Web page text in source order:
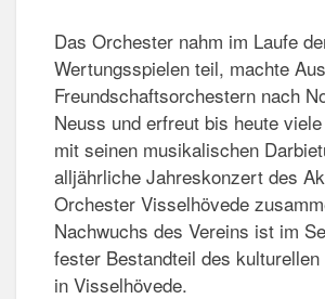
Das Orchester nahm im Laufe
Wertungsspielen teil, machte
Freundschaftsorchestern nach
Neuss und erfreut bis heute
mit seinen musikalischen
alljährliche Jahreskonzert des
Orchester Visselhövede
Nachwuchs des Vereins ist im
fester Bestandteil des
in Visselhövede.